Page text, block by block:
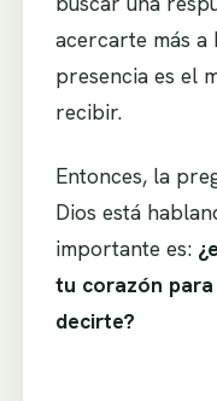
acercarte más a
presencia es el
recibir.
Entonces, la
Dios está
importante es:
tu corazón
decirte?